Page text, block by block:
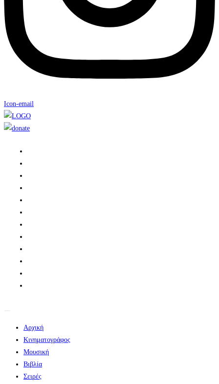
Icon-email
Αρχική
Κινηματογράφος
Μουσική
Βιβλία
Σειρές